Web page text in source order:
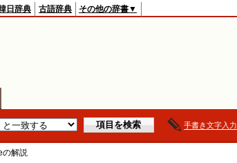
日辞典 古語辞典 その他の辞書▼
手書き文字入力
の解説